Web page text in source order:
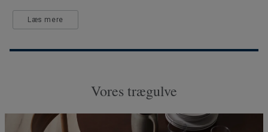
Læs mere
Vores trægulve